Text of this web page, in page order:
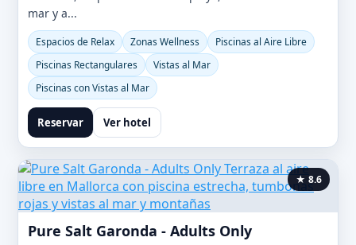
mar y a...
Espacios de Relax Zonas Wellness
Piscinas al Aire Libre
Piscinas Rectangulares
Vistas al Mar
Piscinas con Vistas al Mar
Reservar Ver hotel
★ 8.6
Pure Salt Garonda - Adults Only